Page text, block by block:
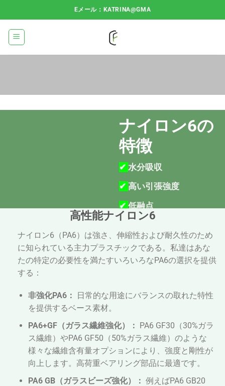
ン
ツ
キ
Eメール：KATRINA@GMA
ナイロン6の
特徴
✔ 水分吸収
✔高い引張強度
✔低融点
✔適正な耐薬品性
高性能ナイロン6
ナイロン6（PA6）は強さ、伸縮性および耐久性のため
に知られている主力プラスチックである。私達はあな
たの特定の必要性を満たすいろいろなPA6の選択を提供
する：
非強化PA6：
日常的な用途にバランスの取れた特性
を提供するベース素材。
PA6+GF（ガラス繊維強化）： PA6 GF30（30%ガラ
ス繊維）やPA6 GF50（50%ガラス繊維）のような
様々な繊維含有量オプションにより、強度と剛性が
向上します。高荷重ベアリング部品に最適です。
PA6 GB（ガラスビーズ強化）： 例えばPA6 GB20